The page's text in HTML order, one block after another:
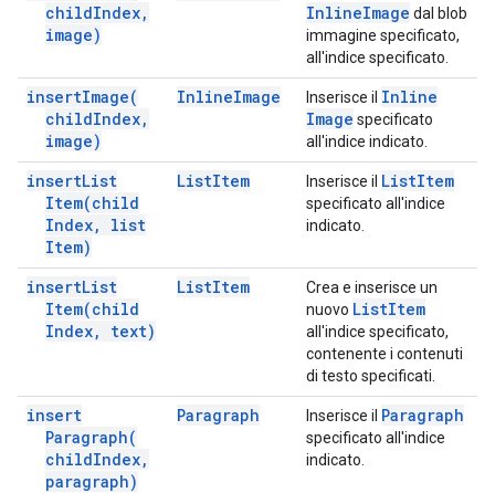
childIndex,
image)
InlineImage dal blob
immagine specificato,
all'indice specificato.
insertImage(
childIndex,
image)
InlineImage Inserisce il Inline
Image specificato
all'indice indicato.
insertList
Item(child
Index,
list
Item)
ListItem Inserisce il ListItem
specificato all'indice
indicato.
insertList
Item(child
Index, text)
ListItem
Crea e inserisce un
nuovo ListItem
all'indice specificato,
contenente i contenuti
di testo specificati.
insert
Paragraph(
childIndex,
paragraph)
Paragraph Inserisce il Paragraph
specificato all'indice
indicato.